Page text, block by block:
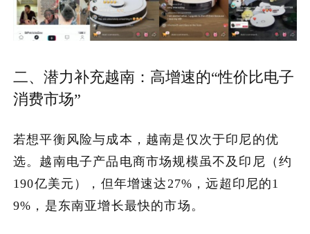
二、潜力补充越南：高增速的“性价比电子
消费市场”
若想平衡风险与成本，越南是仅次于印尼的优
选。越南电子产品电商市场规模虽不及印尼（约
190亿美元），但年增速达27%，远超印尼的1
9%，是东南亚增长最快的市场。